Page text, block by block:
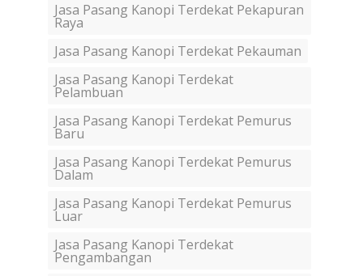
Jasa Pasang Kanopi Terdekat Pekapuran
Raya
Jasa Pasang Kanopi Terdekat Pekauman
Jasa Pasang Kanopi Terdekat
Pelambuan
Jasa Pasang Kanopi Terdekat Pemurus
Baru
Jasa Pasang Kanopi Terdekat Pemurus
Dalam
Jasa Pasang Kanopi Terdekat Pemurus
Luar
Jasa Pasang Kanopi Terdekat
Pengambangan